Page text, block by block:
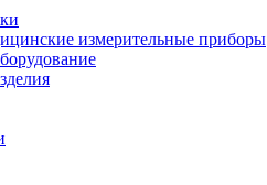
измерительные приборы